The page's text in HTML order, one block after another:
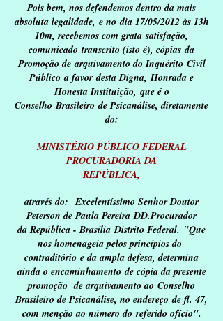
Pois bem, nos defendemos dentro da mais
absoluta legalidade, e no dia 17/05/2012 às 13h
10m, recebemos com grata satisfação,
comunicado transcrito (isto é), cópias da
Promoção de arquivamento do Inquérito Civil
Público a favor desta Digna, Honrada e
Honesta Instituição, que é o
Conselho Brasileiro de Psicanálise, diretamente
do:
MINISTÉRIO PÚBLICO FEDERAL
PROCURADORIA DA
REPÚBLICA,
através do:Excelentíssimo Senhor Doutor
Peterson de Paula PereiraDD.Procurador
da República - BrasíliaDistrito Federal. "Que
nos homenageia pelos princípios do
contraditório e da ampla defesa, determina
ainda o encaminhamentode cópia da presente
promoção de arquivamento ao Conselho
Brasileiro de Psicanálise, no endereço de fl. 47,
com menção ao número do referido ofício".